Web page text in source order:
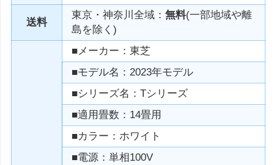
送料
東京・神奈川全域：無料(一部地域や離
島を除く)
■メーカー：東芝
■モデル名：2023年モデル
■シリーズ名：Tシリーズ
■適用畳数：14畳用
■カラー：ホワイト
■電源：単相100V